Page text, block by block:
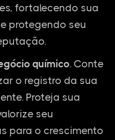
fortalecendo sua
protegendo seu
químico. Conte
o registro da sua
Proteja sua
seu
para o crescimento